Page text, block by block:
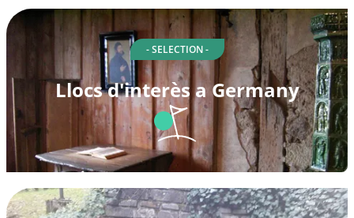
- SELECTION -
Llocs d'interès a Germany